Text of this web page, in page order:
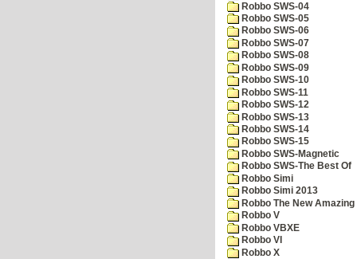
Robbo SWS-04
Robbo SWS-05
Robbo SWS-06
Robbo SWS-07
Robbo SWS-08
Robbo SWS-09
Robbo SWS-10
Robbo SWS-11
Robbo SWS-12
Robbo SWS-13
Robbo SWS-14
Robbo SWS-15
Robbo SWS-Magnetic
Robbo SWS-The Best Of
Robbo Simi
Robbo Simi 2013
Robbo The New
Robbo V
Robbo VBXE
Robbo VI
Robbo X